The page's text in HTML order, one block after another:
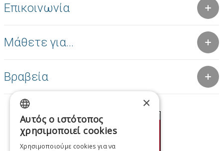
Επικοινωνία
Μάθετε για...
Βραβεία
GREEK
×
Αυτός ο ιστότοπος
χρησιμοποιεί cookies
Χρησιμοποιούμε cookies για να